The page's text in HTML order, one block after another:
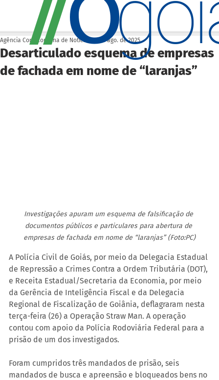
Desarticulado esquema de empresas
de fachada em nome de “laranjas”
Agência Cora Coralina de Notícias 27 de ago. de 2025
Investigações apuram um esquema de falsificação de
documentos públicos e particulares para abertura de
empresas de fachada em nome de “laranjas” (Foto:PC)
A Polícia Civil de Goiás, por meio da Delegacia Estadual
de Repressão a Crimes Contra a Ordem Tributária (DOT),
e Receita Estadual/Secretaria da Economia, por meio
da Gerência de Inteligência Fiscal e da Delegacia
Regional de Fiscalização de Goiânia, deflagraram nesta
terça-feira (26) a Operação Straw Man. A operação
contou com apoio da Polícia Rodoviária Federal para a
prisão de um dos investigados.
Foram cumpridos três mandados de prisão, seis
mandados de busca e apreensão e bloqueados bens no